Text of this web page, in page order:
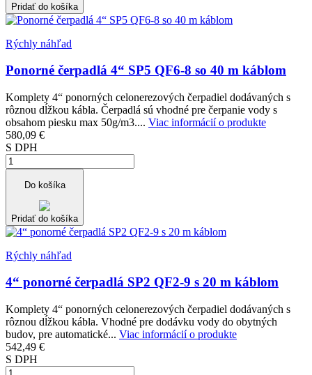
Pridať do košíka
Rýchly náhľad
Ponorné čerpadlá 4“ SP5 QF6-8 so 40 m káblom
Komplety 4“ ponorných celonerezových čerpadiel dodávaných s
rôznou dĺžkou kábla. Čerpadlá sú vhodné pre čerpanie vody s
obsahom piesku max 50g/m3.... Viac informácií o produkte
580,09 €
S DPH
Do košíka
Pridať do košíka
Rýchly náhľad
4“ ponorné čerpadlá SP2 QF2-9 s 20 m káblom
Komplety 4“ ponorných celonerezových čerpadiel dodávaných s
rôznou dĺžkou kábla. Vhodné pre dodávku vody do obytných
budov, pre automatické... Viac informácií o produkte
542,49 €
S DPH